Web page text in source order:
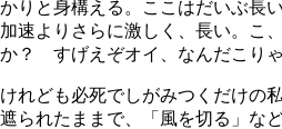
かりと身構える。ここはだいぶ長
加速よりさらに激しく、長い。こ
か？ すげえぞオイ、なんだこりゃ
けれども必死でしがみつくだけの
遮られたままで、「風を切る」な